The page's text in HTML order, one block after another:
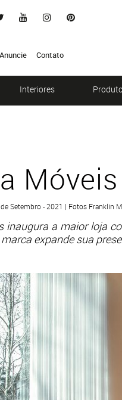
Anuncie Contato
Interiores
Setembro - 2021 | Fotos Franklin
inaugura a maior loja
expande sua